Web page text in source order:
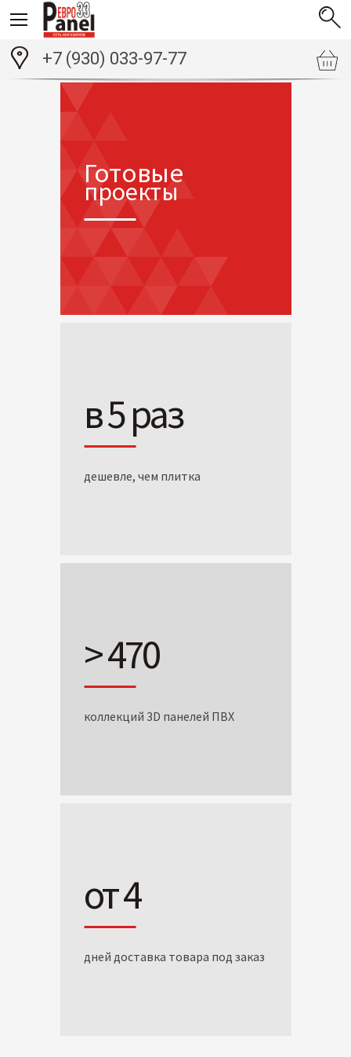
+7 (930) 033-97-77
Готовые
проекты
в 5 раз
дешевле, чем плитка
> 470
коллекций 3D панелей ПВХ
от 4
дней доставка товара под заказ